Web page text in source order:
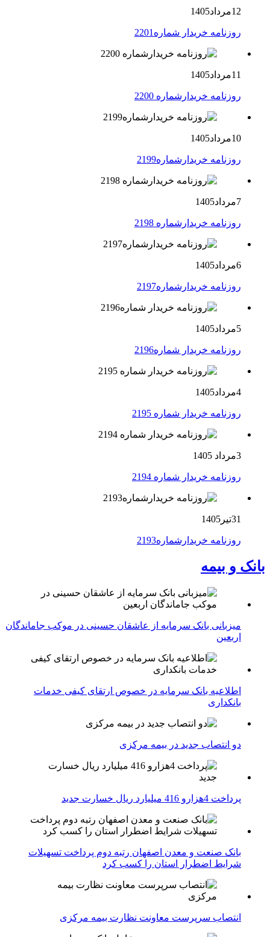
12مرداد1405
روزنامه خریدار شماره2201
11مرداد1405
روزنامه خریدارشماره 2200
10مرداد1405
روزنامه خریدارشماره2199
7مرداد1405
روزنامه خریدارشماره 2198
6مرداد1405
روزنامه خریدارشماره2197
5مرداد1405
روزنامه خریدار شماره2196
4مرداد1405
روزنامه خریدار شماره 2195
3مرداد 1405
روزنامه خریدار شماره 2194
31تیر1405
روزنامه خریدارشماره2193
بانک و بیمه
میزبانی بانک سرمایه از عاشقان حسینی در موکب جاماندگان
اربعین
اطلاعیه بانک سرمایه در خصوص ارتقای کیفی خدمات
بانکداری
دو انتصاب جدید در بیمه مركزی
پرداخت 4هزارو 416 میلیارد ریال خسارت جدید
بانک صنعت و معدن اصفهان رتبه دوم پرداخت تسهیلات
شرایط اضطرار استان را کسب کرد
انتصاب سرپرست معاونت نظارت بیمه مرکزی